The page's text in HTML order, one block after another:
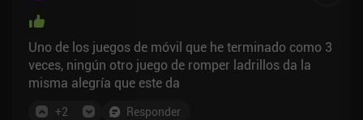
Uno de los juegos de móvil que he terminado como 3
veces, ningún otro juego de romper ladrillos da la
misma alegría que este da
+2 Responder